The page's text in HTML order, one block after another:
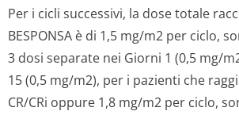
Per i cicli successivi, la dose totale
BESPONSA è di 1,5 mg/m2 per ciclo,
3 dosi separate nei Giorni 1 (0,5 mg/
15 (0,5 mg/m2), per i pazienti che
CR/CRi oppure 1,8 mg/m2 per ciclo,